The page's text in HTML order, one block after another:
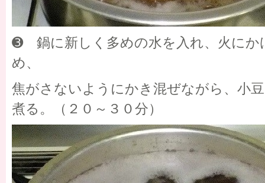
➌ 鍋に新しく多めの水を入れ、火にか
め、
焦がさないようにかき混ぜながら、小
煮る。（２０～３０分）